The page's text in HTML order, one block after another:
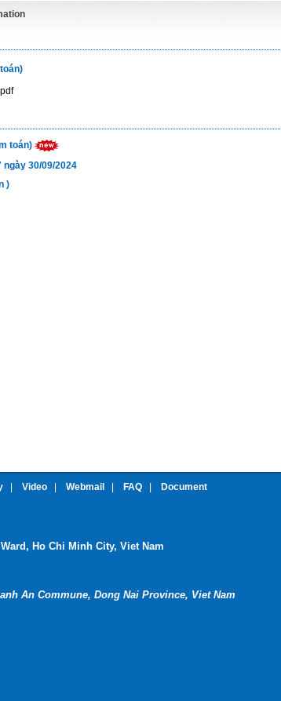
toán)
30/09/2024
)
Video Webmail FAQ Document
Ho Chi Minh City, Viet Nam
An Commune, Dong Nai Province, Viet Nam